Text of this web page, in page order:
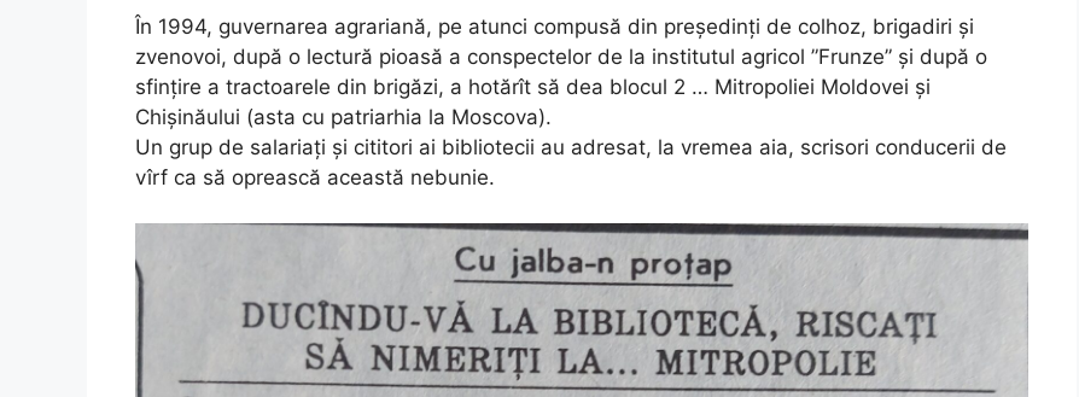
În 1994, guvernarea agrariană, pe atunci compusă din președinți de colhoz, brigadiri și
zvenovoi, după o lectură pioasă a conspectelor de la institutul agricol ”Frunze” și după o
sfințire a tractoarele din brigăzi, a hotărît să dea blocul 2 … Mitropoliei Moldovei și
Chișinăului (asta cu patriarhia la Moscova).
Un grup de salariați și cititori ai bibliotecii au adresat, la vremea aia, scrisori conducerii de
vîrf ca să oprească această nebunie.